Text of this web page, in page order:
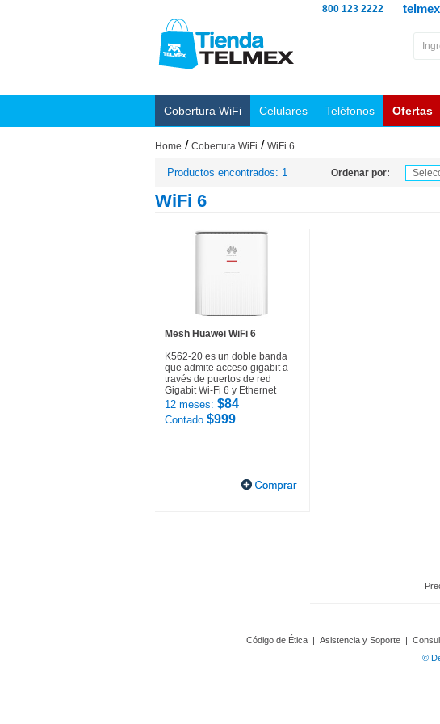
800 123 2222
Cobertura WiFi Celulares Teléfonos Ofertas
Home / Cobertura WiFi / WiFi 6
Productos encontrados: 1 Ordenar por:
WiFi 6
Mesh Huawei WiFi 6
K562-20 es un doble banda
que admite acceso gigabit a
través de puertos de red
Gigabit Wi-Fi 6 y Ethernet
12 meses: $84
Contado $999
Código de Ética | Asistencia y Soporte |
©